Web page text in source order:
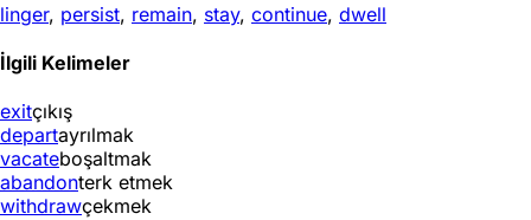
linger, persist, remain, stay, continue, dwell
İlgili Kelimeler
exitçıkış
departayrılmak
vacateboşaltmak
abandonterk etmek
withdrawçekmek